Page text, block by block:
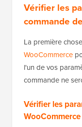
Vérifier les
commande
La première
WooCommerce
l'un de vos
commande ne
Vérifier les
WooCommerce